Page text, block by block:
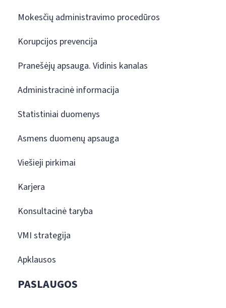
Mokesčių administravimo procedūros
Korupcijos prevencija
Pranešėjų apsauga. Vidinis kanalas
Administracinė informacija
Statistiniai duomenys
Asmens duomenų apsauga
Viešieji pirkimai
Karjera
Konsultacinė taryba
VMI strategija
Apklausos
PASLAUGOS